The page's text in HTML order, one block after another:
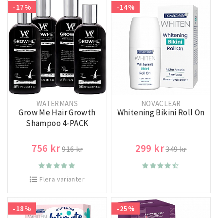
-17%
WATERMANS
Grow Me Hair Growth
Shampoo 4-PACK
756 kr916 kr
Flera varianter
-14%
NOVACLEAR
Whitening Bikini Roll On
299 kr349 kr
-18% -25%